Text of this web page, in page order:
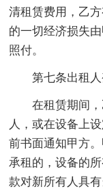
清租赁费用，乙
的一切经济损失
照付。
第七条出租人
在租赁期间，
人，或在设备上
前书面通知甲方
承租的，设备的
款对新所有人具